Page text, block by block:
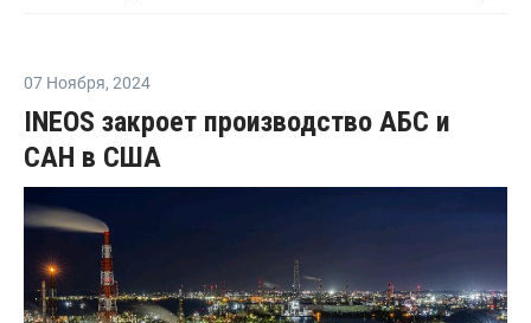
07 Ноября, 2024
INEOS закроет производство АБС и
САН в США